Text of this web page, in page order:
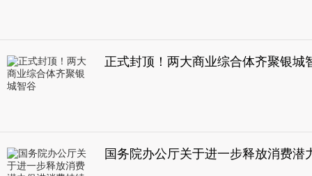
正式封顶！两大商业综合体齐聚银城